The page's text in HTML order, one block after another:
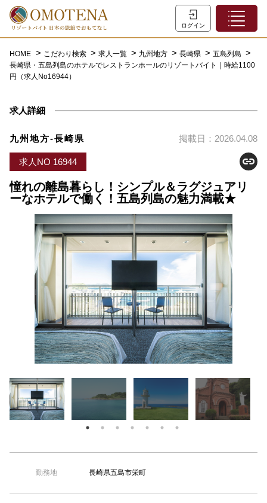
ログイン
ホーム
特集一覧
初めての方へ
お問い合わせ
よくあるご質問
会員登録
LINEでログイン
0120-932-959
【TEL受付】9:30～18:00 土日・祝日定休
HOME こだわり検索 求人一覧 九州地方 長崎県
五島列島
長崎県・五島列島のホテルでレストランホールのリゾートバイト｜時給1100
円（求人No16944）
求人詳細
九州地方-長崎県 掲載日：2026.04.08
求人NO 16944
憧れの離島暮らし！シンプル＆ラグジュアリ
ーなホテルで働く！五島列島の魅力満載★
勤務地 長崎県五島市栄町